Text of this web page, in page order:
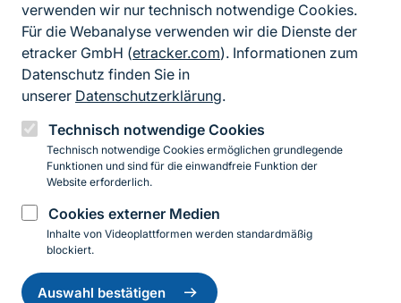
verwenden wir nur technisch notwendige Cookies.
Für die Webanalyse verwenden wir die Dienste der
etracker GmbH (etracker.com). Informationen zum
Datenschutz finden Sie in
unserer Datenschutzerklärung.
Technisch notwendige Cookies
Technisch notwendige Cookies ermöglichen grundlegende
Funktionen und sind für die einwandfreie Funktion der
Website erforderlich.
Cookies externer Medien
Inhalte von Videoplattformen werden standardmäßig
blockiert.
Auswahl bestätigen
Einwilligung
zurückziehen
FußzeileKontakt zum BfN
Kontaktformular
Erklärung zur Barrierefreiheit
Impressum
Datenschutz
InstagramFacebookYouTubeLinkedIn
© 2026 Bundesamt für Naturschutz